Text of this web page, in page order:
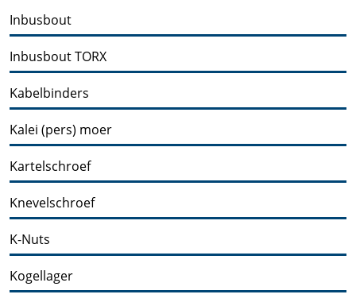
Inbusbout
Inbusbout TORX
Kabelbinders
Kalei (pers) moer
Kartelschroef
Knevelschroef
K-Nuts
Kogellager